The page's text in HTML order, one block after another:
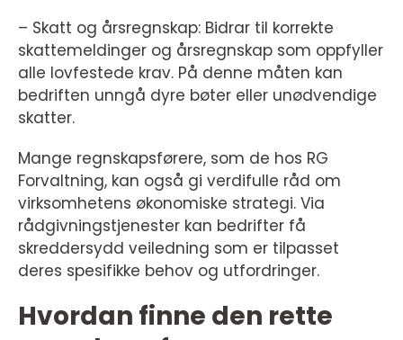
– Skatt og årsregnskap: Bidrar til korrekte
skattemeldinger og årsregnskap som oppfyller
alle lovfestede krav. På denne måten kan
bedriften unngå dyre bøter eller unødvendige
skatter.
Mange regnskapsførere, som de hos RG
Forvaltning, kan også gi verdifulle råd om
virksomhetens økonomiske strategi. Via
rådgivningstjenester kan bedrifter få
skreddersydd veiledning som er tilpasset
deres spesifikke behov og utfordringer.
Hvordan finne den rette